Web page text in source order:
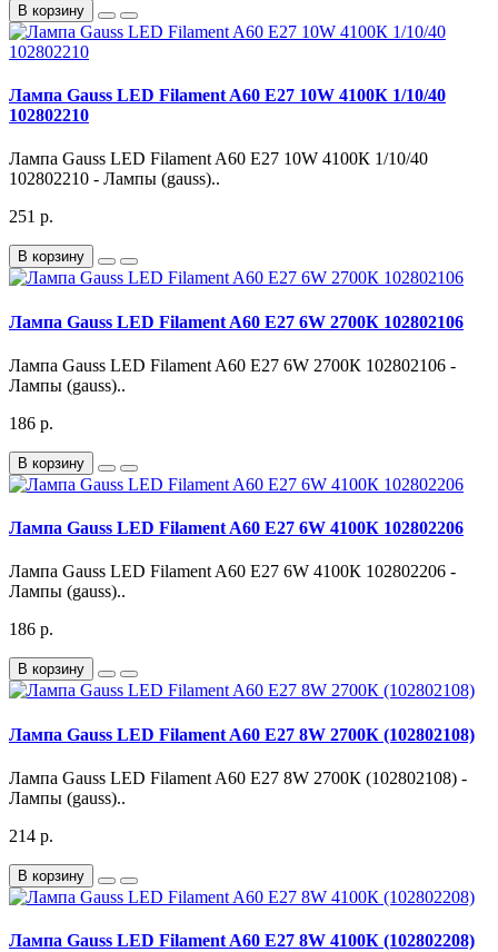
В корзину
Лампа Gauss LED Filament A60 E27 10W 4100К 1/10/40
102802210
Лампа Gauss LED Filament A60 E27 10W 4100К 1/10/40
102802210 - Лампы (gauss)..
251 р.
В корзину
Лампа Gauss LED Filament A60 E27 6W 2700К 102802106
Лампа Gauss LED Filament A60 E27 6W 2700К 102802106 -
Лампы (gauss)..
186 р.
В корзину
Лампа Gauss LED Filament A60 E27 6W 4100К 102802206
Лампа Gauss LED Filament A60 E27 6W 4100К 102802206 -
Лампы (gauss)..
186 р.
В корзину
Лампа Gauss LED Filament A60 E27 8W 2700К (102802108)
Лампа Gauss LED Filament A60 E27 8W 2700К (102802108) -
Лампы (gauss)..
214 р.
В корзину
Лампа Gauss LED Filament A60 E27 8W 4100К (102802208)